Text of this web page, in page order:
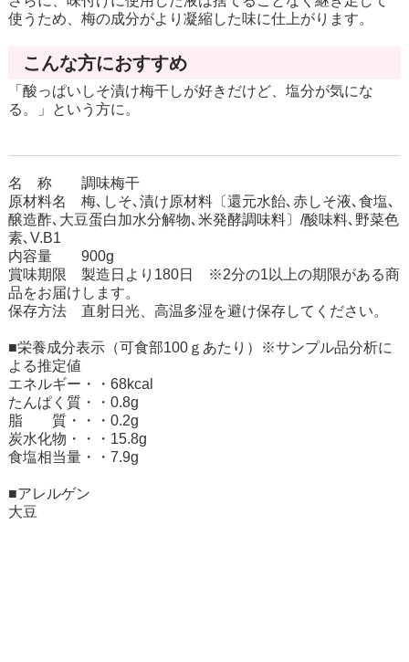
使うため、梅の成分がより凝縮した味に仕上がります。
こんな方におすすめ
「酸っぱいしそ漬け梅干しが好きだけど、塩分が気にな
る。」という方に。
名 称 調味梅干
原材料名 梅､しそ､漬け原材料〔還元水飴､赤しそ液､食塩､
醸造酢､大豆蛋白加水分解物､米発酵調味料〕/酸味料､野菜色
素､V.B1
内容量 900g
賞味期限 製造日より180日 ※2分の1以上の期限がある商
品をお届けします。
保存方法 直射日光、高温多湿を避け保存してください。
■栄養成分表示（可食部100ｇあたり）※サンプル品分析に
よる推定値
エネルギー・・68kcal
たんぱく質・・0.8g
脂 質・・・0.2g
炭水化物・・・15.8g
食塩相当量・・7.9g
■アレルゲン
大豆